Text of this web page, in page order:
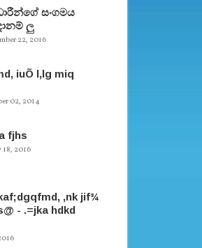
සංගමය
ලු
22, 2016
iuÕ l,lg miq
02, 2014
fjhs
18, 2016
,nk jif¾
- .=jka hdkd